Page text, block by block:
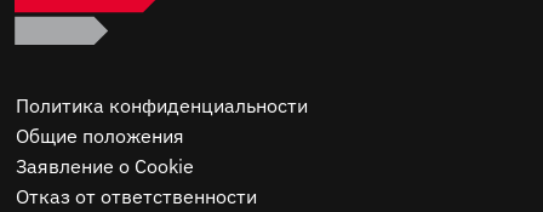
Политика конфиденциальности
Общие положения
Заявление о Cookie
Отказ от ответственности